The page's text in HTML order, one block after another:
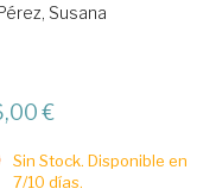
Susana
€
Sin Stock. Disponible en
7/10 días.